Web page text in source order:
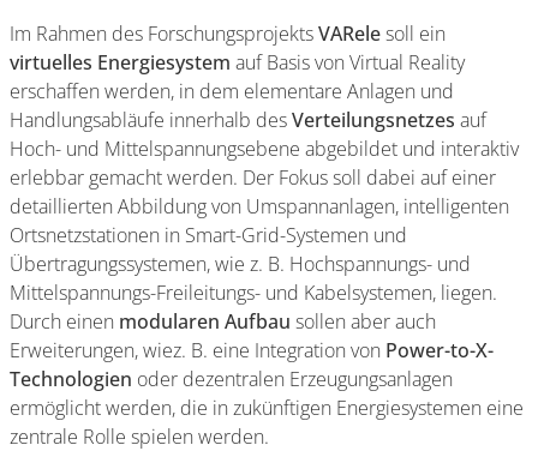
Im Rahmen des ForschungsprojektsVARelesoll ein
virtuelles Energiesystem auf Basis von Virtual Reality
erschaffen werden, in dem elementare Anlagen und
Handlungsabläufe innerhalb desVerteilungsnetzes auf
Hoch- und Mittelspannungsebene abgebildet und interaktiv
erlebbar gemacht werden. Der Fokus soll dabei auf einer
detaillierten Abbildung von Umspannanlagen, intelligenten
Ortsnetzstationen in Smart-Grid-Systemen und
Übertragungssystemen, wie z. B. Hochspannungs- und
Mittelspannungs-Freileitungs- und Kabelsystemen, liegen.
Durch einen modularen Aufbau sollen aber auch
Erweiterungen, wiez. B. eine Integration von Power-to-X-
Technologien oder dezentralen Erzeugungsanlagen
ermöglicht werden, die in zukünftigen Energiesystemen eine
zentrale Rolle spielen werden.